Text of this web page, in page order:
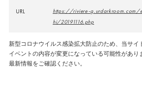
URL
https://riviere-g.urdarkroom.com/
hi/20191116.php
新型コロナウイルス感染拡大防止のため、当サイ
イベントの内容が変更になっている可能性があり
最新情報をご確認ください。